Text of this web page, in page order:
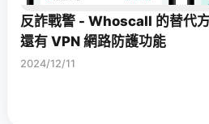
反詐戰警 - Whoscall 的替代
還有 VPN 網路防護功能
2024/12/11